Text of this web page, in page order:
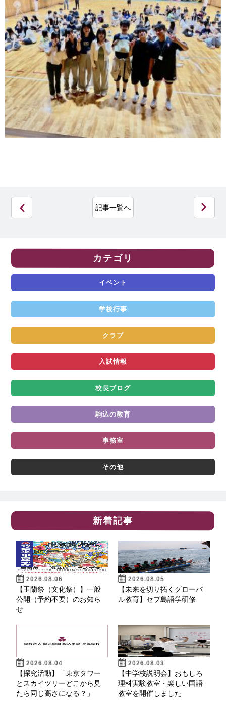
記事一覧へ
カテゴリ
イベント
学校行事
クラブ
入試情報
校長ブログ
駒込の教育
事務室
その他
新着記事
2026.08.06
【玉蘭祭（文化祭）】一般
公開（予約不要）のお知ら
せ
2026.08.05
【未来を切り拓くグローバ
ル教育】セブ島語学研修
2026.08.04
【探究活動】「東京タワー
とスカイツリーどこから見
たら同じ高さになる？」
2026.08.03
【中学校説明会】おもしろ
理科実験教室・楽しい国語
教室を開催しました